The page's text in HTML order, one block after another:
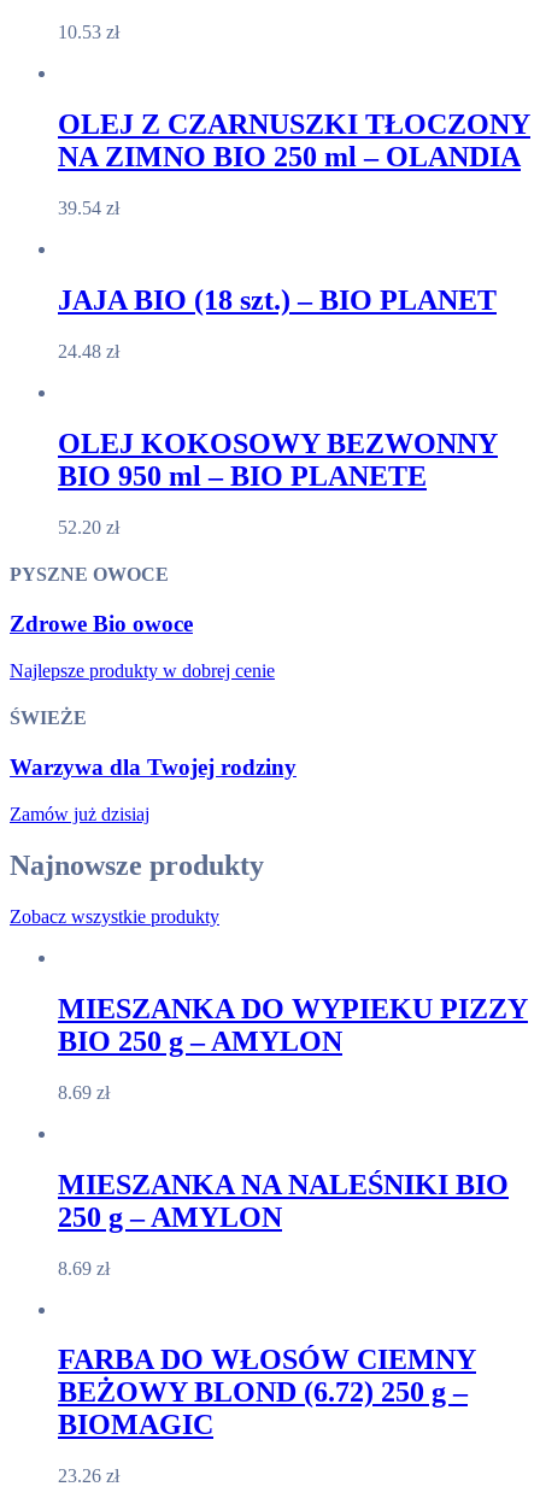
10.53 zł
OLEJ Z CZARNUSZKI TŁOCZONY
NA ZIMNO BIO 250 ml – OLANDIA
39.54 zł
JAJA BIO (18 szt.) – BIO PLANET
24.48 zł
OLEJ KOKOSOWY BEZWONNY
BIO 950 ml – BIO PLANETE
52.20 zł
PYSZNE OWOCE
Zdrowe Bio owoce
Najlepsze produkty w dobrej cenie
ŚWIEŻE
Warzywa dla Twojej rodziny
Zamów już dzisiaj
Najnowsze produkty
Zobacz wszystkie produkty
MIESZANKA DO WYPIEKU PIZZY
BIO 250 g – AMYLON
8.69 zł
MIESZANKA NA NALEŚNIKI BIO
250 g – AMYLON
8.69 zł
FARBA DO WŁOSÓW CIEMNY
BEŻOWY BLOND (6.72) 250 g –
BIOMAGIC
23.26 zł